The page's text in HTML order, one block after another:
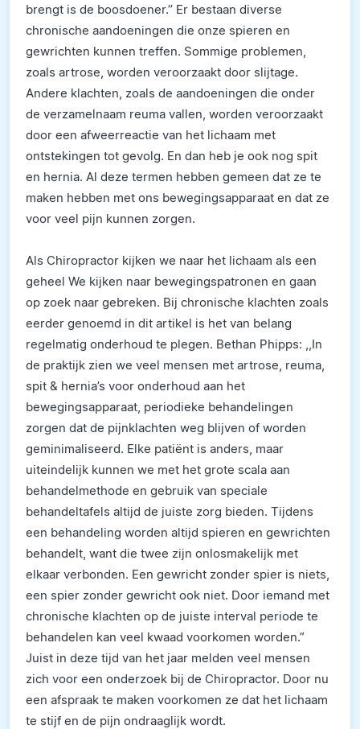
brengt is de boosdoener.’’ Er bestaan diverse
chronische aandoeningen die onze spieren en
gewrichten kunnen treffen. Sommige problemen,
zoals artrose, worden veroorzaakt door slijtage.
Andere klachten, zoals de aandoeningen die onder
de verzamelnaam reuma vallen, worden veroorzaakt
door een afweerreactie van het lichaam met
ontstekingen tot gevolg. En dan heb je ook nog spit
en hernia. Al deze termen hebben gemeen dat ze te
maken hebben met ons bewegingsapparaat en dat ze
voor veel pijn kunnen zorgen.
Als Chiropractor kijken we naar het lichaam als een
geheel We kijken naar bewegingspatronen en gaan
op zoek naar gebreken. Bij chronische klachten zoals
eerder genoemd in dit artikel is het van belang
regelmatig onderhoud te plegen. Bethan Phipps: ,,In
de praktijk zien we veel mensen met artrose, reuma,
spit & hernia’s voor onderhoud aan het
bewegingsapparaat, periodieke behandelingen
zorgen dat de pijnklachten weg blijven of worden
geminimaliseerd. Elke patiënt is anders, maar
uiteindelijk kunnen we met het grote scala aan
behandelmethode en gebruik van speciale
behandeltafels altijd de juiste zorg bieden. Tijdens
een behandeling worden altijd spieren en gewrichten
behandelt, want die twee zijn onlosmakelijk met
elkaar verbonden. Een gewricht zonder spier is niets,
een spier zonder gewricht ook niet. Door iemand met
chronische klachten op de juiste interval periode te
behandelen kan veel kwaad voorkomen worden.”
Juist in deze tijd van het jaar melden veel mensen
zich voor een onderzoek bij de Chiropractor. Door nu
een afspraak te maken voorkomen ze dat het lichaam
te stijf en de pijn ondraaglijk wordt.